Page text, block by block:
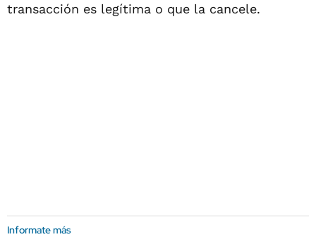
transacción es legítima o que la cancele.
Informate más